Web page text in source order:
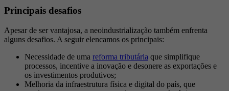
Principais desafios
Apesar de ser vantajosa, a neoindustrialização também enfrenta
alguns desafios. A seguir elencamos os principais:
Necessidade de uma reforma tributária que simplifique
processos, incentive a inovação e desonere as exportações e
os investimentos produtivos;
Melhoria da infraestrutura física e digital do país, que